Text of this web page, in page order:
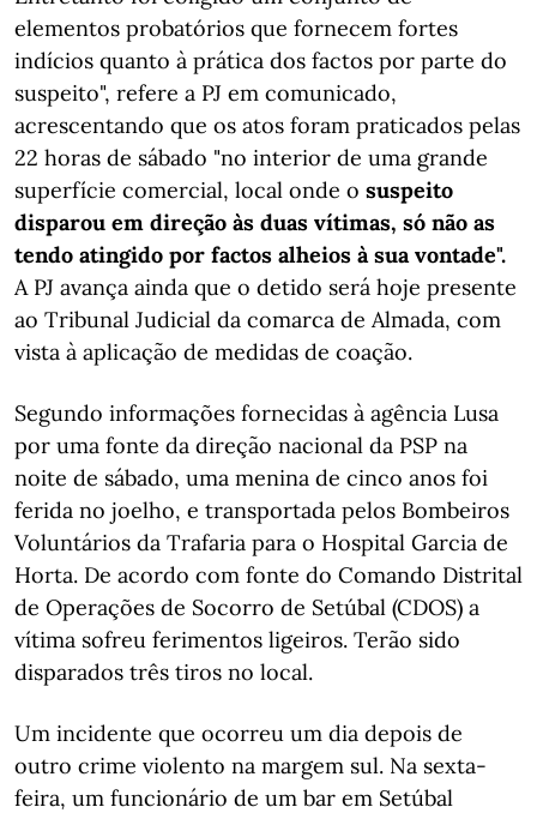
elementos probatórios que fornecem fortes
indícios quanto à prática dos factos por parte do
suspeito", refere a PJ em comunicado,
acrescentando que os atos foram praticados pelas
22 horas de sábado "no interior de uma grande
superfície comercial, local onde o suspeito
disparou em direção às duas vítimas, só não as
tendo atingido por factos alheios à sua vontade".
A PJ avança ainda que o detido será hoje presente
ao Tribunal Judicial da comarca de Almada, com
vista à aplicação de medidas de coação.
Segundo informações fornecidas à agência Lusa
por uma fonte da direção nacional da PSP na
noite de sábado, uma menina de cinco anos foi
ferida no joelho, e transportada pelos Bombeiros
Voluntários da Trafaria para o Hospital Garcia de
Horta. De acordo com fonte do Comando Distrital
de Operações de Socorro de Setúbal (CDOS) a
vítima sofreu ferimentos ligeiros. Terão sido
disparados três tiros no local.
Um incidente que ocorreu um dia depois de
outro crime violento na margem sul. Na sexta-
feira, um funcionário de um bar em Setúbal